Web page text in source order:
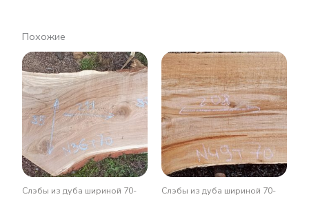
Похожие
Слэбы из дуба шириной 70-
Слэбы из дуба шириной 70-